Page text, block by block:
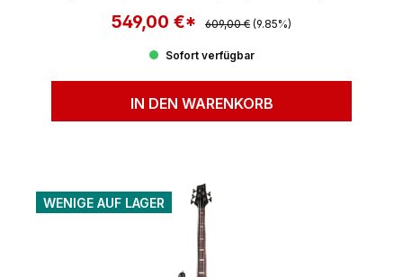
Verkaufspreis:
549,00 €* Regulärer Preis:
609,00 € (9.85%)
Sofort verfügbar
IN DEN WARENKORB
WENIGE AUF LAGER